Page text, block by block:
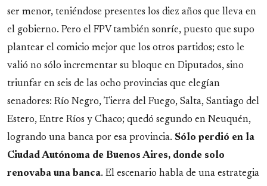
ser menor, teniéndose presentes los diez años que lleva en
el gobierno. Pero el FPV también sonríe, puesto que supo
plantear el comicio mejor que los otros partidos; esto le
valió no sólo incrementar su bloque en Diputados, sino
triunfar en seis de las ocho provincias que elegían
senadores: Río Negro, Tierra del Fuego, Salta, Santiago del
Estero, Entre Ríos y Chaco; quedó segundo en Neuquén,
logrando una banca por esa provincia. Sólo perdió en la
Ciudad Autónoma de Buenos Aires, donde solo
renovaba una banca. El escenario habla de una estrategia